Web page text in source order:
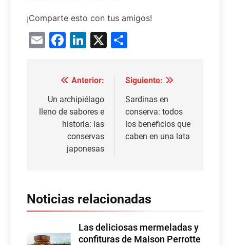
¡Comparte esto con tus amigos!
EmailFacebook
LinkedIn
X
Navegación
de
entradas
Anterior:
Un archipiélago
lleno de sabores e
historia: las
conservas
japonesas
Siguiente:
Sardinas en
conserva: todos
los beneficios que
caben en una lata
Noticias relacionadas
Las deliciosas mermeladas y
confituras de Maison Perrotte